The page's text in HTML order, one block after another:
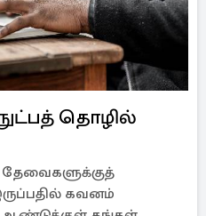
தொழில்
தேவைகளுக்குத்
கவனம்